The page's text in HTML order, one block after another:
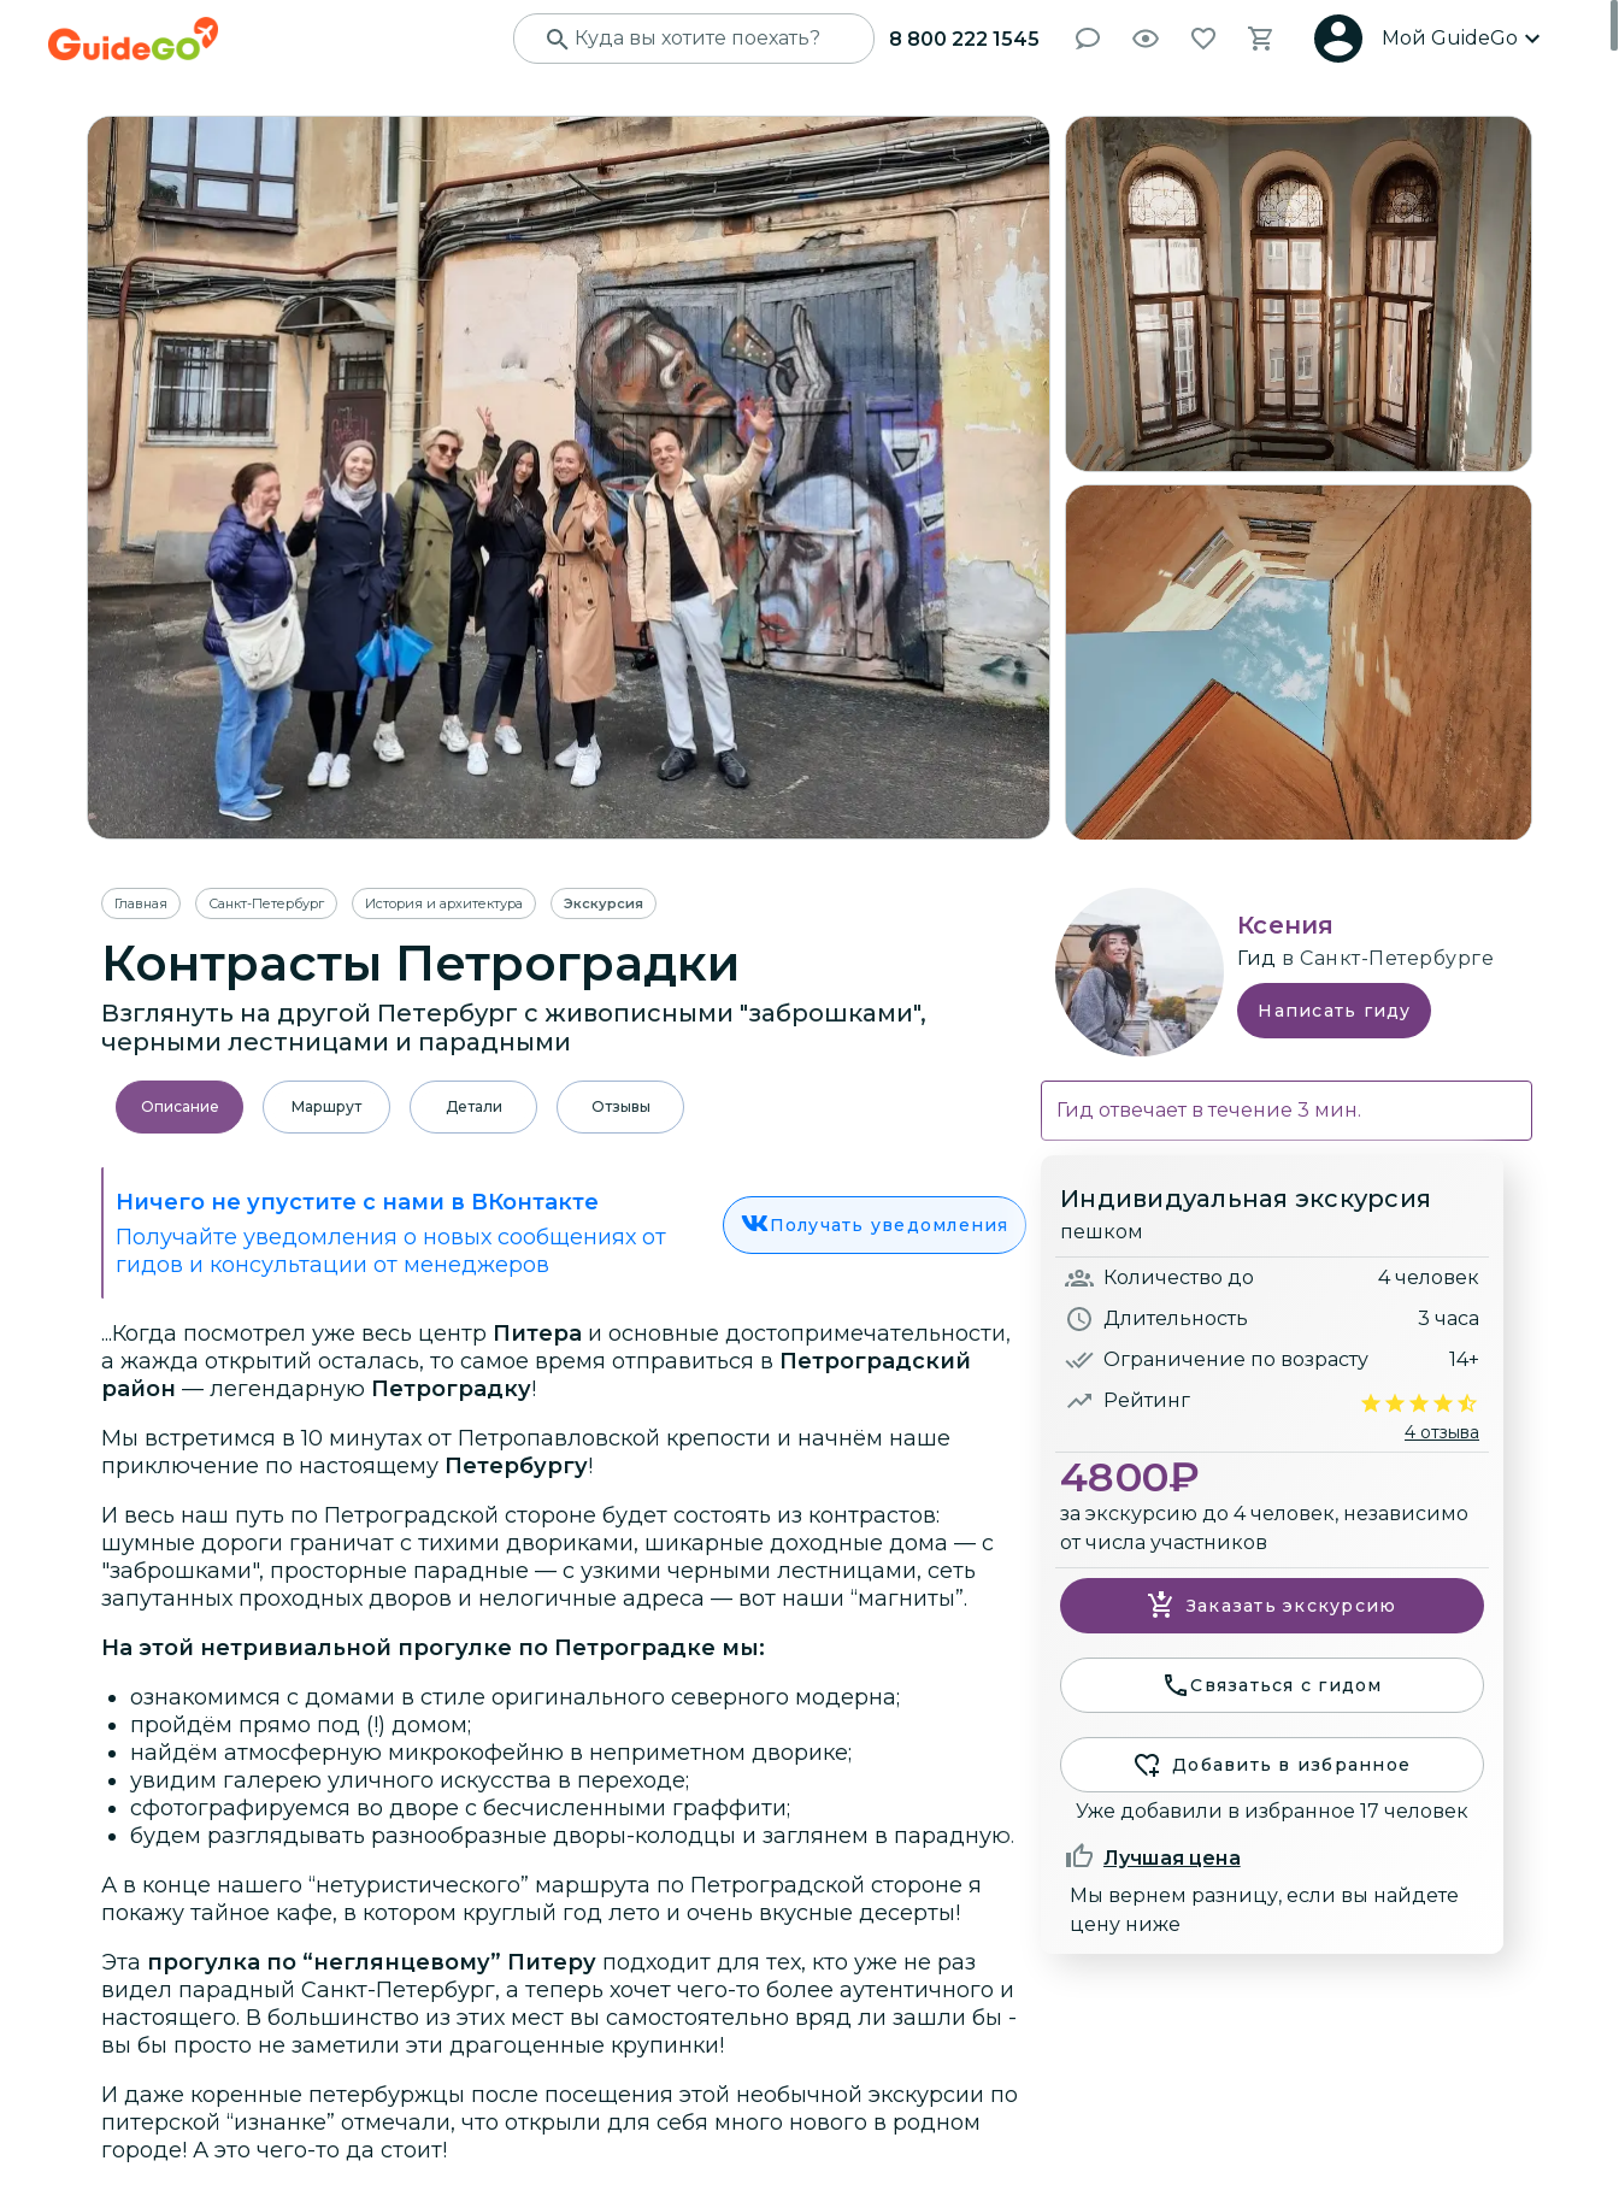
8 800 222 1545 Мой GuideGo
+8
Главная Санкт-Петербург История и архитектура Экскурсия
Контрасты Петроградки
Взглянуть на другой Петербург с живописными "заброшками",
черными лестницами и парадными
Описание Маршрут Детали Отзывы
Ничего не упустите с нами в ВКонтакте
Получайте уведомления о новых сообщениях от
гидов и консультации от менеджеров
Получать уведомления
...Когда посмотрел уже весь центр Питера и основные достопримечательности,
а жажда открытий осталась, то самое время отправиться в Петроградский
район — легендарную Петроградку!
Мы встретимся в 10 минутах от Петропавловской крепости и начнём наше
приключение по настоящему Петербургу!
И весь наш путь по Петроградской стороне будет состоять из контрастов:
шумные дороги граничат с тихими двориками, шикарные доходные дома — с
"заброшками", просторные парадные — с узкими черными лестницами, сеть
запутанных проходных дворов и нелогичные адреса — вот наши “магниты”.
На этой нетривиальной прогулке по Петроградке мы:
ознакомимся с домами в стиле оригинального северного модерна;
пройдём прямо под (!) домом;
найдём атмосферную микрокофейню в неприметном дворике;
увидим галерею уличного искусства в переходе;
сфотографируемся во дворе с бесчисленными граффити;
будем разглядывать разнообразные дворы-колодцы и заглянем в парадную.
А в конце нашего “нетуристического” маршрута по Петроградской стороне я
покажу тайное кафе, в котором круглый год лето и очень вкусные десерты!
Эта прогулка по “неглянцевому” Питеру подходит для тех, кто уже не раз
видел парадный Санкт-Петербург, а теперь хочет чего-то более аутентичного и
настоящего. В большинство из этих мест вы самостоятельно вряд ли зашли бы -
вы бы просто не заметили эти драгоценные крупинки!
И даже коренные петербуржцы после посещения этой необычной экскурсии по
питерской “изнанке” отмечали, что открыли для себя много нового в родном
городе! А это чего-то да стоит!
Ксения
Гид в Санкт-Петербурге
Написать гиду
Гид отвечает в течение 3 мин.
Индивидуальная экскурсия
пешком
Количество до
4 человек
Длительность
3 часа
Ограничение по возрасту
14+
Рейтинг
4 отзыва
4800₽
за экскурсию до 4 человек, независимо
от числа участников
Заказать экскурсию
Связаться с гидом
Добавить в избранное
Уже добавили в избранное 17 человек
Лучшая цена
Мы вернем разницу, если вы найдете
цену ниже